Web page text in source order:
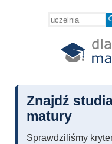
Znajdź
matury
Sprawdziliśmy